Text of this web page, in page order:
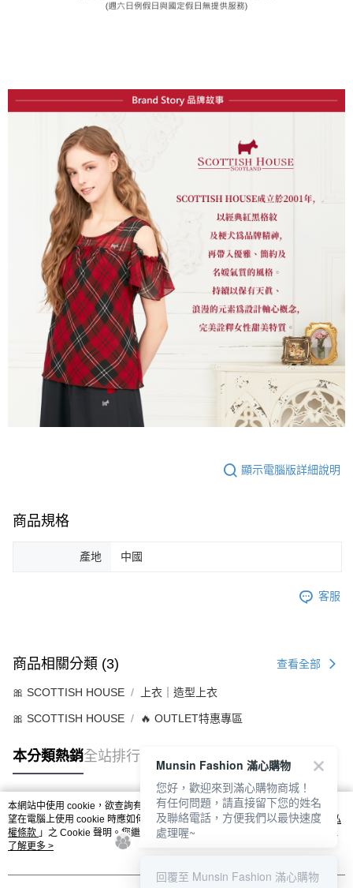
顯示電腦版詳細說明
商品規格
產地 中國
客服
商品相關分類 (3) 查看全部
🎀 SCOTTISH HOUSE 上衣｜造型上衣
🎀 SCOTTISH HOUSE 🔥 OUTLET特惠專區
本分類熱銷全站排行
熱門標籤
本網站中使用 cookie，欲查詢有關本網站使用 cookie 方式之詳情，及若您不希
望在電腦上使用 cookie 時應如何變更電腦的 cookie 設定，請參閱本網站「
隱私
權條款 」之 Cookie 聲明。您繼續使用本網站即表示您同意本公司得按本網站使
用條款之 Cookie 聲明使用 cookie。
了解更多 >
Munsin Fashion 滿心購物
您好，歡迎來到滿心購物商城！
有任何問題，請直接留下您的姓名
及聯絡電話，方便我們以最快速度
處理喔~
回覆至 Munsin Fashion 滿心購物